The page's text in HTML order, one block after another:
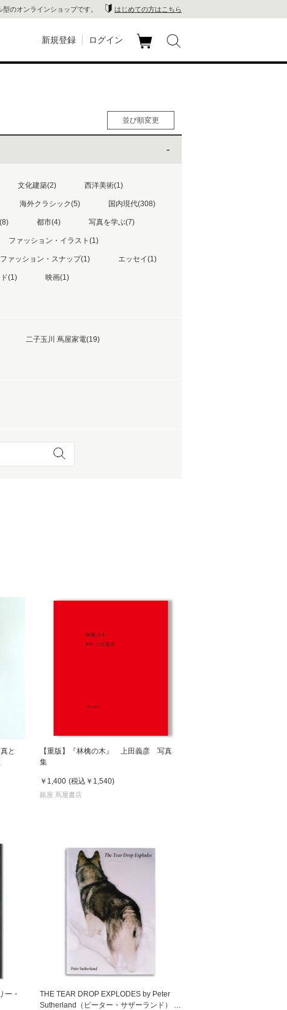
のオンラインショップです。 はじめての方はこちら
座 蔦屋
店
店
新規登録 ログイン
文化建築(2) 西洋美術(1)
海外クラシック(5) 国内現代(308)
都市(4) 写真を学ぶ(7)
ファッション・イラスト(1)
ファッション・スナップ(1) エッセイ(1)
(1) 映画(1)
二子玉川 蔦屋家電(19)
並び順変更
人気順
価格の高い順
と
【重版】『林檎の木』 上田義彦 写真
集
￥1,400 (税込 ￥1,540)
銀座 蔦屋書店
ー・
THE TEAR DROP EXPLODES by Peter
Sutherland（ピーター・サザーランド） 写